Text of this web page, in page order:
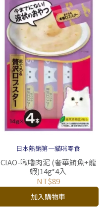
日本熱銷第一貓咪零食
CIAO-啾嚕肉泥 (奢華鮪魚+龍
蝦)14g*4入
NT$89
加入購物車